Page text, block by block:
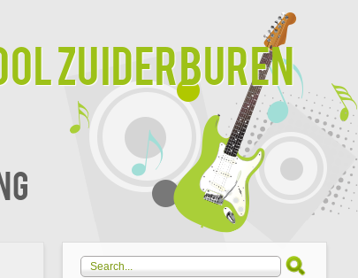
Zuiderburen